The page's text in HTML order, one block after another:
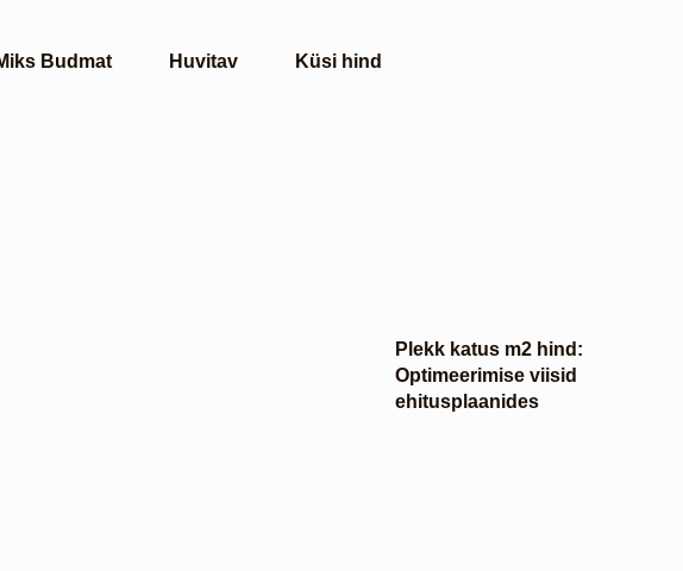
Budmat Huvitav Küsi hind
Plekk katus m2 hind:
Optimeerimise viisid
ehitusplaanides